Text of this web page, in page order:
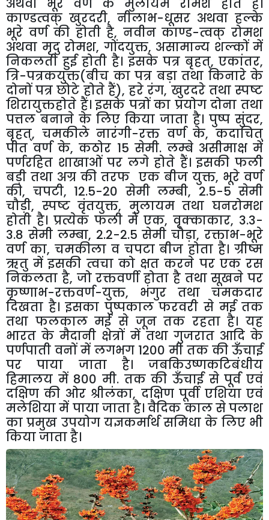
काण्डत्वक् खुरदरी, नीलाभ-धूसर अथवा हल्के
भूरे वर्ण की होती है, नवीन काण्ड-त्वक् रोमश
अथवा मृदु रोमश, गोंदयुक्त, असामान्य शल्कों में
निकलती हुई होती है। इसके पत्र बृहत्,एकांतर,
त्रि-पत्रकयुक्त(बीच का पत्र बड़ा तथा किनारे के
दोनों पत्र छोटे होते हैं),हरे रंग, खुरदरे तथा स्पष्ट
शिरायुक्तहोते हैं। इसके पत्रों का प्रयोग दोना तथा
पत्तल बनाने के लिए किया जाता है। पुष्प सुंदर,
बृहत्, चमकीले नारंगी-रक्त वर्ण के,कदाचित्
पीत वर्ण के,कठोर 15 सेमी. लम्बे असीमाक्ष में
पर्णरहित शाखाओं पर लगे होते हैं। इसकी फली
बड़ी तथा अग्र की तरफ एक बीज युक्त, भूरे वर्ण
की, चपटी, 12.5-20 सेमी लम्बी, 2.5-5सेमी
चौड़ी, स्पष्ट वृंतयुक्त, मुलायम तथा घनरोमश
होती है। प्रत्येक फली में एक, वृक्काकार, 3.3-
3.8 सेमी लम्बा, 2.2-2.5 सेमी चौड़ा,रक्ताभ-भूरे
वर्ण का, चमकीला व चपटा बीज होता है। ग्रीष्म
ऋतु में इसकी त्वचा को क्षत करने पर एक रस
निकलता है, जो रक्तवर्णी होता है तथा सूखने पर
कृष्णाभ-रक्तवर्ण-युक्त, भंगुर तथा चमकदार
दिखता है। इसका पुष्पकाल फरवरी से मई तक
तथा फलकाल मई से जून तक रहता है। यह
भारत के मैदानी क्षेत्रों में तथा गुजरात आदि के
पर्णपाती वनों में लगभग 1200 मी तक की ऊँचाई
पर पाया जाता है। जबकिउष्णकटिबंधीय
हिमालय में 800 मी. तक की ऊँचाई से पूर्व एवं
दक्षिण की ओर श्रीलंका, दक्षिण पूर्वी एशिया एवं
मलेशिया में पाया जाता है। वैदिक काल से पलाश
का प्रमुख उपयोग यज्ञकर्मार्थ समिधा के लिए भी
किया जाता है।